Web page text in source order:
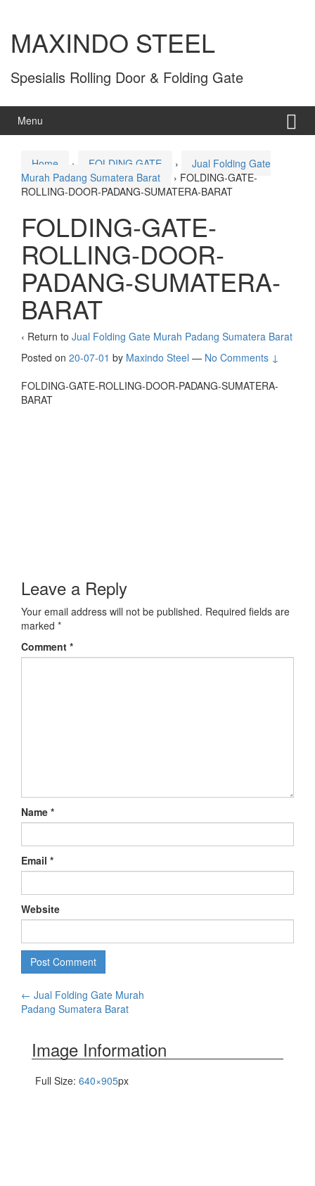
MAXINDO STEEL
Spesialis Rolling Door & Folding Gate
Menu
Home › FOLDING GATE ›
Jual Folding Gate
Murah Padang Sumatera Barat
› FOLDING-GATE-
ROLLING-DOOR-PADANG-SUMATERA-BARAT
FOLDING-GATE-
ROLLING-DOOR-
PADANG-SUMATERA-
BARAT
‹ Return to Jual Folding Gate Murah Padang Sumatera Barat
Posted on 20-07-01 by Maxindo Steel — No Comments ↓
FOLDING-GATE-ROLLING-DOOR-PADANG-SUMATERA-
BARAT
Leave a Reply
Your email address will not be published. Required fields are
marked *
Comment *
Name *
Email *
Website
← Jual Folding Gate Murah
Padang Sumatera Barat
Image Information
Full Size: 640×905px